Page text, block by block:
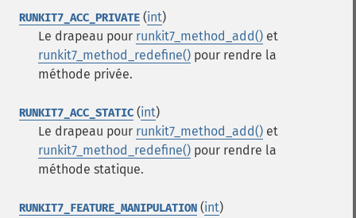
RUNKIT7_ACC_PRIVATE (int)
Le drapeau pour runkit7_method_add() et
runkit7_method_redefine() pour rendre la
méthode privée.
RUNKIT7_ACC_STATIC (int)
Le drapeau pour runkit7_method_add() et
runkit7_method_redefine() pour rendre la
méthode statique.
RUNKIT7_FEATURE_MANIPULATION (int)